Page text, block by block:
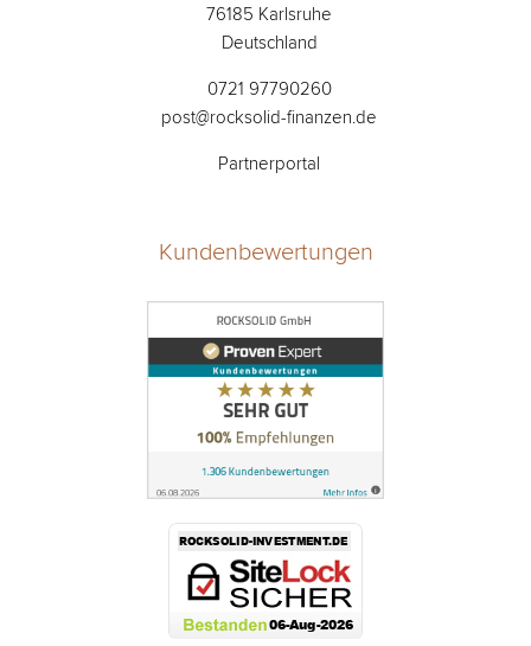
76185 Karlsruhe
Deutschland
0721 97790260
post@rocksolid-finanzen.de
Partnerportal
Kundenbewertungen